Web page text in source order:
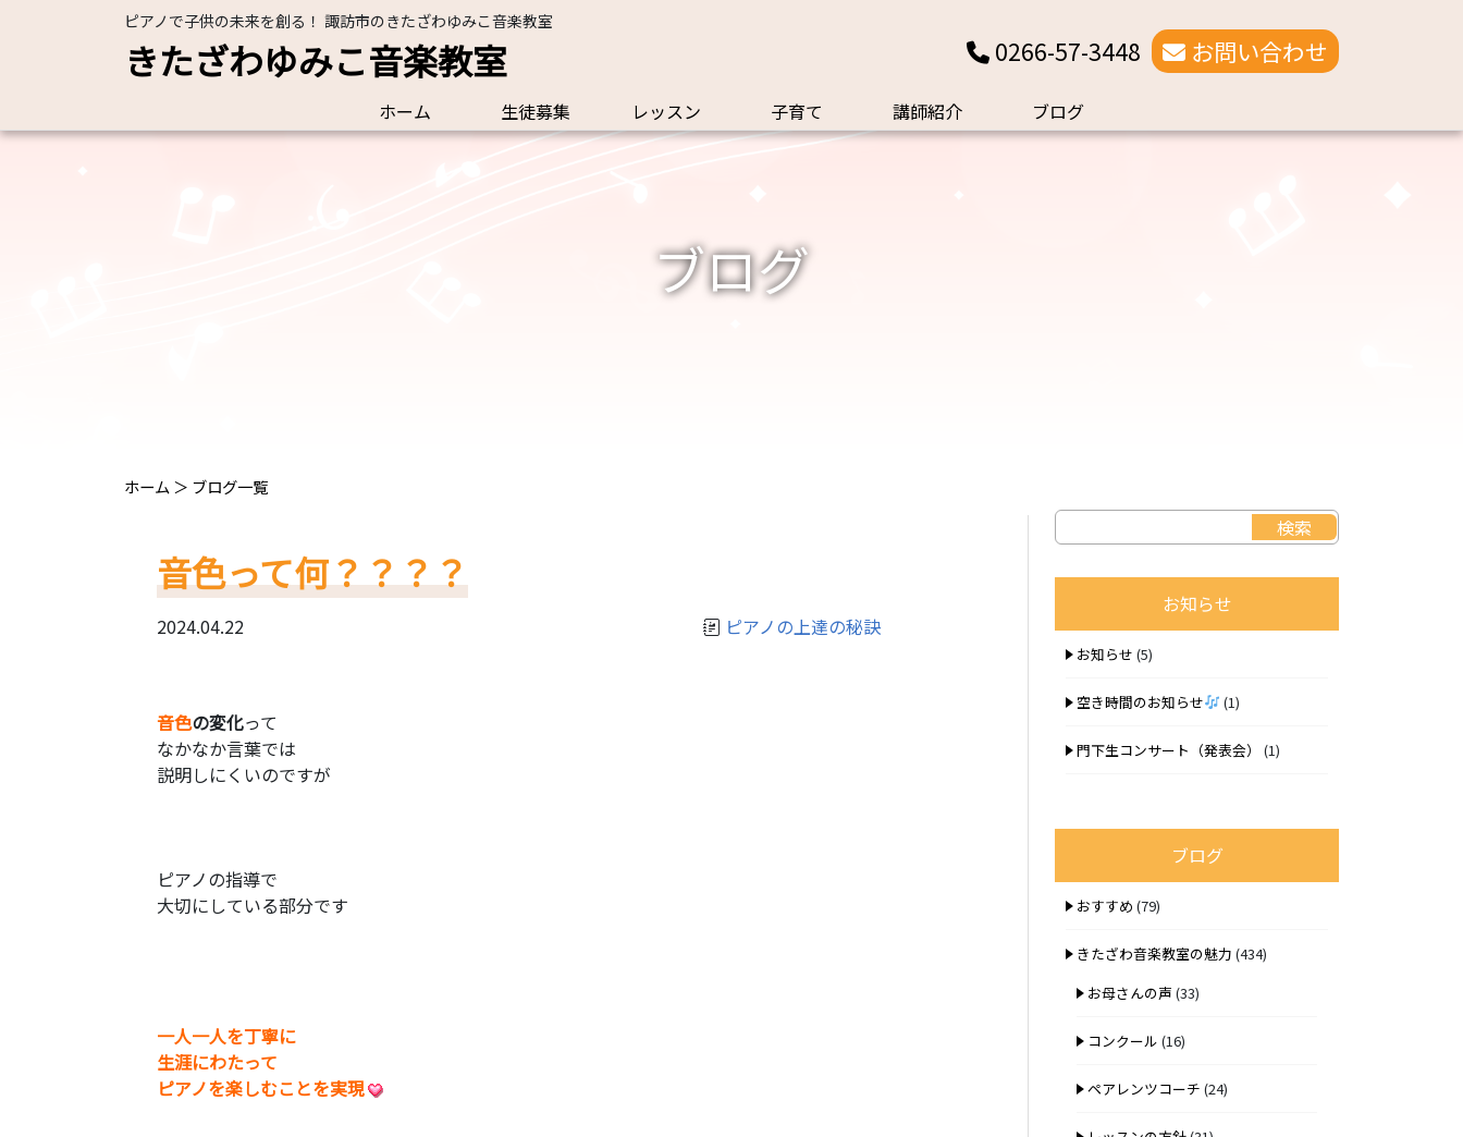
ピアノで子供の未来を創る！ 諏訪市のきたざわゆみこ音楽教室
きたざわゆみこ音楽教室 0266-57-3448 お問い合わせ
ホーム 生徒募集 レッスン 子育て 講師紹介 ブログ
ブログ
ホーム ＞ ブログ一覧
音色って何？？？？
2024.04.22 ピアノの上達の秘訣
音色の変化って
なかなか言葉では
説明しにくいのですが
ピアノの指導で
大切にしている部分です
一人一人を丁寧に
生涯にわたって
ピアノを楽しむことを実現
お知らせ
お知らせ (5)
空き時間のお知らせ (1)
門下生コンサート（発表会） (1)
ブログ
おすすめ (79)
きたざわ音楽教室の魅力 (434)
お母さんの声 (33)
コンクール (16)
ペアレンツコーチ (24)